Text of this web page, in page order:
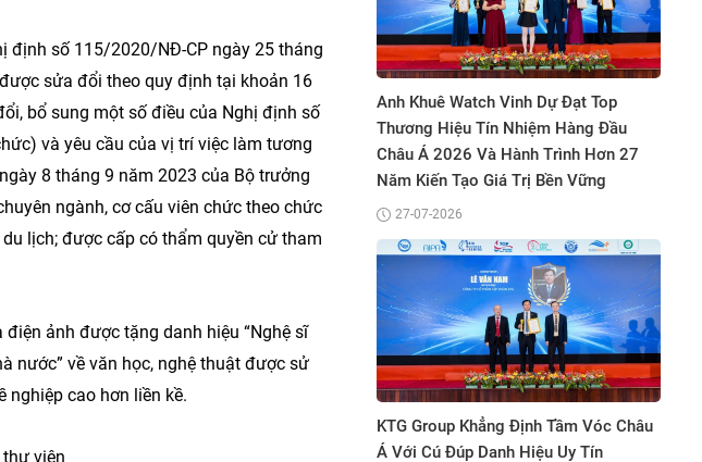
định số 115/2020/NĐ-CP ngày 25 tháng
sửa đổi theo quy định tại khoản 16
bổ sung một số điều của Nghị định số
và yêu cầu của vị trí việc làm tương
8 tháng 9 năm 2023 của Bộ trưởng
ngành, cơ cấu viên chức theo chức
lịch; được cấp có thẩm quyền cử tham
ảnh được tặng danh hiệu “Nghệ sĩ
nước” về văn học, nghệ thuật được sử
cao hơn liền kề.
viện
Muine Bay Resort – Hành Trình 15
Năm Kiến Tạo Giá Trị Nghỉ Dưỡng
Xanh Bền Vững Bên Vịnh Mũi Né
Khoảnh Khắc Trung Nguyên Legend Và
Trung Nguyên E-Coffee Cùng Được
Anh Khuê Watch Vinh Dự Đạt Top
Thương Hiệu Tín Nhiệm Hàng Đầu
Châu Á 2026 Và Hành Trình Hơn 27
Năm Kiến Tạo Giá Trị Bền Vững
27-07-2026
KTG Group Khẳng Định Tầm Vóc Châu
Á Với Cú Đúp Danh Hiệu Uy Tín